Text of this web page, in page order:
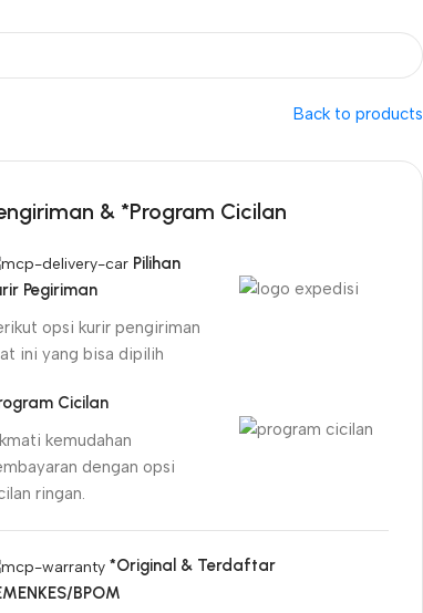
Back to products
& *Program Cicilan
Pilihan
Pegiriman
opsi kurir pengiriman
ini yang bisa dipilih
Cicilan
kemudahan
dengan opsi
ringan.
*Original & Terdaftar
BPOM